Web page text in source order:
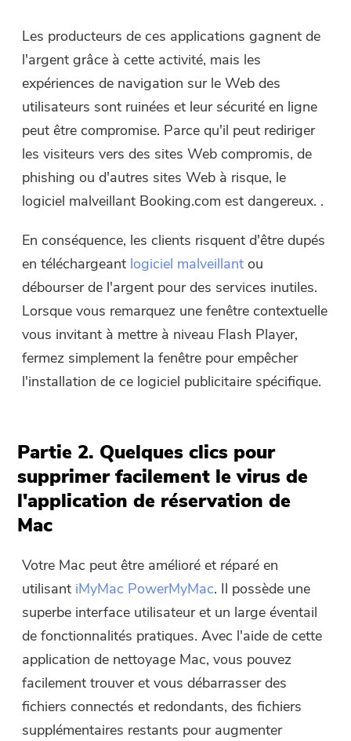
Les producteurs de ces applications gagnent de
l'argent grâce à cette activité, mais les
expériences de navigation sur le Web des
utilisateurs sont ruinées et leur sécurité en ligne
peut être compromise. Parce qu'il peut rediriger
les visiteurs vers des sites Web compromis, de
phishing ou d'autres sites Web à risque, le
logiciel malveillant Booking.com est dangereux. .
En conséquence, les clients risquent d'être dupés
en téléchargeant logiciel malveillant ou
débourser de l'argent pour des services inutiles.
Lorsque vous remarquez une fenêtre contextuelle
vous invitant à mettre à niveau Flash Player,
fermez simplement la fenêtre pour empêcher
l'installation de ce logiciel publicitaire spécifique.
Partie 2. Quelques clics pour
supprimer facilement le virus de
l'application de réservation de
Mac
Votre Mac peut être amélioré et réparé en
utilisant iMyMac PowerMyMac. Il possède une
superbe interface utilisateur et un large éventail
de fonctionnalités pratiques. Avec l'aide de cette
application de nettoyage Mac, vous pouvez
facilement trouver et vous débarrasser des
fichiers connectés et redondants, des fichiers
supplémentaires restants pour augmenter